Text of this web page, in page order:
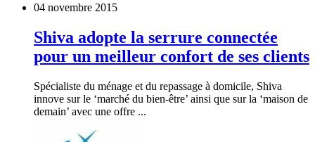
04 novembre 2015
Shiva adopte la serrure connectée
pour un meilleur confort de ses clients
Spécialiste du ménage et du repassage à domicile, Shiva
innove sur le ‘marché du bien-être’ ainsi que sur la ‘maison de
demain’ avec une offre ...